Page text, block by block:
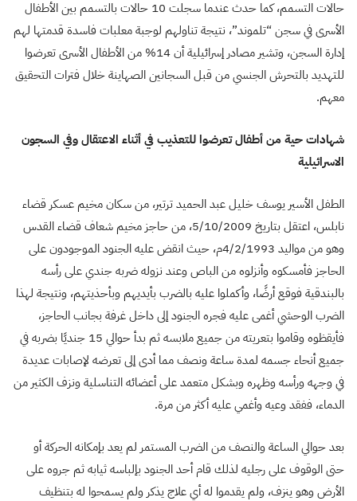
حالات التسمم، كما حدث عندما سجلت 10 حالات بالتسمم بين الأطفال
الأسرى في سجن “تلموند”، نتيجة تناولهم لوجبة معلبات فاسدة قدمتها لهم
إدارة السجن، وتشير مصادر إسرائيلية أن 14% من الأطفال الأسرى تعرضوا
للتهديد بالتحرش الجنسي من قبل السجانين الصهاينة خلال فترات التحقيق
معهم.
شهادات حية من أطفال تعرضوا للتعذيب في أثناء الاعتقال وفي السجون
الاسرائيلية
الطفل الأسير يوسف خليل عبد الحميد ترتير، من سكان مخيم عسكر قضاء
نابلس، اعتقل بتاريخ 5/10/2009، من حاجز مخيم شعاف قضاء القدس
وهو من مواليد 4/2/1993م، حيث انقض عليه الجنود الموجودون على
الحاجز فأمسكوه وأنزلوه من الباص وعند نزوله ضربه جندي على رأسه
بالبندقية فوقع أرضًا، وأكملوا عليه بالضرب بأيديهم وبأحذيتهم، ونتيجة لهذا
الضرب الوحشي أغمى عليه فجره الجنود إلى داخل غرفة بجانب الحاجز،
فأيقظوه وقاموا بتعريته من جميع ملابسه ثم بدأ حوالي 15 جنديًا بضربه في
جميع أنحاء جسمه لمدة ساعة ونصف مما أدى إلى تعرضه لإصابات عديدة
في وجهه ورأسه وظهره وبشكل متعمد على أعضائه التناسلية ونزف الكثير من
الدماء، ففقد وعيه وأغمي عليه أكثر من مرة.
بعد حوالي الساعة والنصف من الضرب المستمر لم يعد بإمكانه الحركة أو
حتى الوقوف على رجليه لذلك قام أحد الجنود بإلباسه ثيابه ثم جروه على
الأرض وهو ينزف، ولم يقدموا له أي علاج يذكر ولم يسمحوا له بتنظيف